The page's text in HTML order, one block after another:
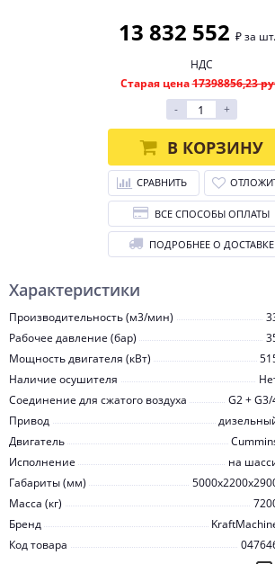
Характеристики
Производительность (м3/мин)
Рабочее давление (бар)
Мощность двигателя (кВт)
Наличие осушителя
Соединение для сжатого воздуха
G2 + G3/
Привод
Двигатель
Исполнение
на
Габариты (мм)
Масса (кг)
Бренд
Код товара
13 832 552 ₽ за
НДС
Старая цена17398856,23
-
+
В КОРЗИНУ
СРАВНИТЬ
ВСЕ СПОСОБЫ ОПЛАТЫ
ПОДРОБНЕЕ О ДОСТАВКЕ